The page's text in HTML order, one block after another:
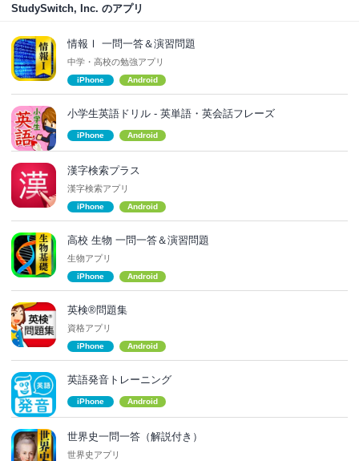
StudySwitch, Inc. のアプリ
情報Ⅰ 一問一答＆演習問題
中学・高校の勉強アプリ
iPhone Android
小学生英語ドリル - 英単語・英会話フレーズ
iPhone Android
漢字検索プラス
漢字検索アプリ
iPhone Android
高校 生物 一問一答＆演習問題
生物アプリ
iPhone Android
英検®問題集
資格アプリ
iPhone Android
英語発音トレーニング
iPhone Android
世界史一問一答（解説付き）
世界史アプリ